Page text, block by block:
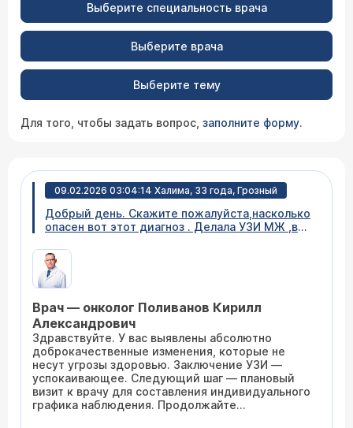
Выберите специальность врача
Выберите врача
Выберите тему
Для того, чтобы задать вопрос, заполните форму.
09.02.2026 03:04:14 Халима, 33 года, Грозный
Добрый день. Скажите пожалуйста,насколько
опасен вот этот диагноз . Делала УЗИ МЖ ,вот
Протоки на момент осмотра не расширены В
ПМЖ: - в позадисосковой зоне
визуализируется анэхогенное образование
мм - в ЦДК режиме аваскулярное ( киста ) BI-
RADS - 2 В ЛИЖ: - в позадисосковой зоне и в
ВНК визуализируются анэхогенные
образования четких, ровных контуров,
диаметром до 5,7*2,7 мм; 11,6*2,6 мм - в ЦДК
режиме аваскулярные ( кисты ) - см. снимок.
BI-RADS - 2 - При осмотре зон регионарных
лимфоотока увеличенных и измененных л/
узлов не выявлено. Ультразвуковое
Врач — онколог Поливанов Кирилл
Александрович
Здравствуйте. У вас выявлены абсолютно
доброкачественные изменения, которые не
несут угрозы здоровью. Заключение УЗИ —
успокаивающее. Следующий шаг — плановый
визит к врачу для составления индивидуального
графика наблюдения. Продолжайте